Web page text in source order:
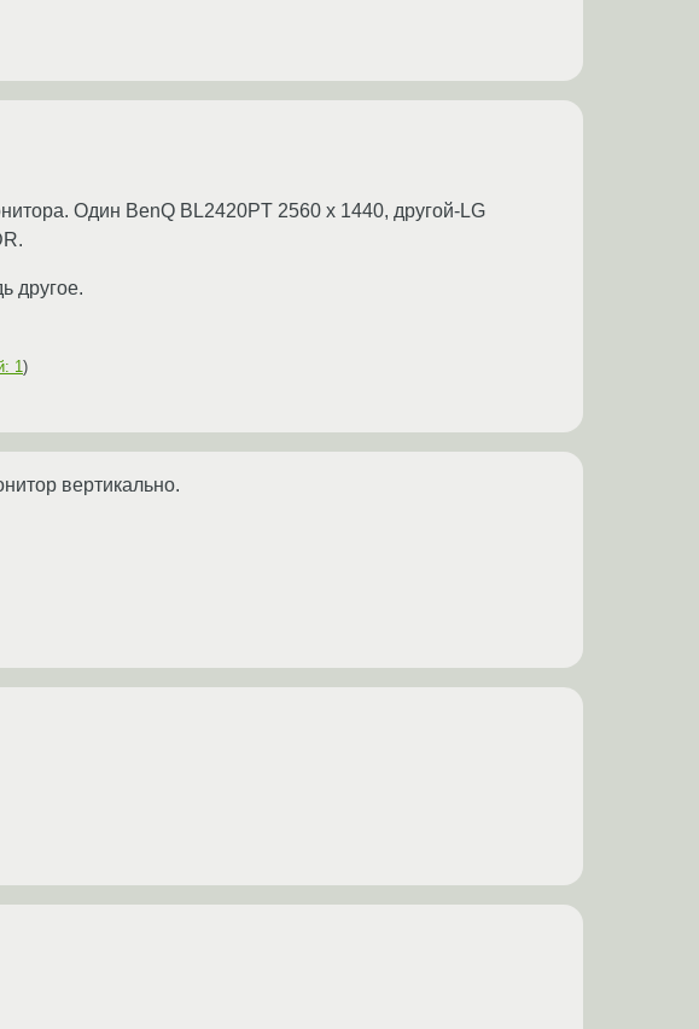
Один BenQ BL2420PT 2560 x 1440, другой-LG
другое.
1)
вертикально.